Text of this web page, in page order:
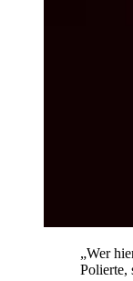
„Wer
Polierte,